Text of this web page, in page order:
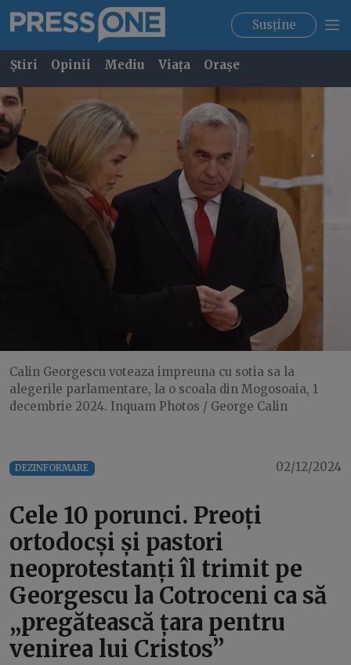
Susține
Știri Opinii Mediu Viața Orașe
Calin Georgescu voteaza impreuna cu sotia sa la
alegerile parlamentare, la o scoala din Mogosoaia, 1
decembrie 2024. Inquam Photos / George Calin
DEZINFORMARE 02/12/2024
Cele 10 porunci. Preoți
ortodocși și pastori
neoprotestanți îl trimit pe
Georgescu la Cotroceni ca să
„pregătească țara pentru
venirea lui Cristos”